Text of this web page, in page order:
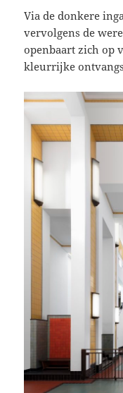
Via de donkere
vervolgens de
openbaart zich op
kleurrijke